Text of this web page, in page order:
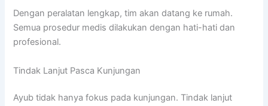
Dengan peralatan lengkap, tim akan datang ke rumah.
Semua prosedur medis dilakukan dengan hati-hati dan
profesional.
Tindak Lanjut Pasca Kunjungan
Ayub tidak hanya fokus pada kunjungan. Tindak lanjut